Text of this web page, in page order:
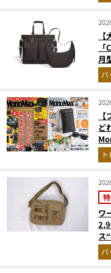
月
ンバ
ど
ワ
ス
の
版
バ